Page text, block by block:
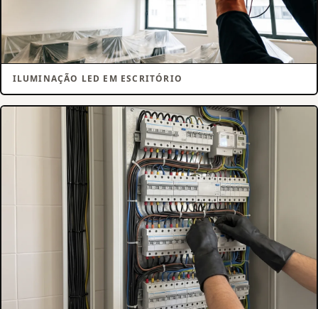
ILUMINAÇÃO LED EM ESCRITÓRIO